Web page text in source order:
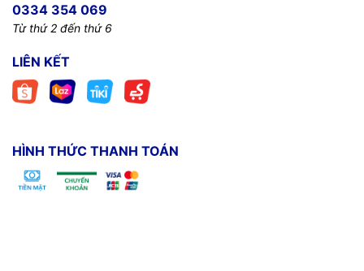
0334 354 069
Từ thứ 2 đến thứ 6
LIÊN KẾT
HÌNH THỨC THANH TOÁN